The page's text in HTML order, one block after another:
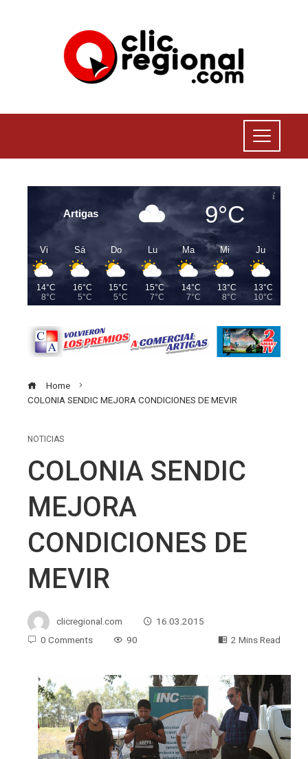
Artigas 9°C
Vi
14°C
8°C
Sá
16°C
5°C
Do
15°C
5°C
Lu
15°C
7°C
Ma
14°C
7°C
Mi
13°C
8°C
Ju
13°C
10°C
Home
COLONIA SENDIC MEJORA CONDICIONES DE MEVIR
NOTICIAS
COLONIA SENDIC
MEJORA
CONDICIONES DE
MEVIR
clicregional.com
16.03.2015
0 Comments
90 2 Mins Read